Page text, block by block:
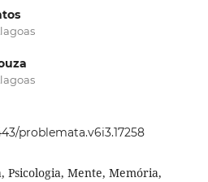
problemata.v6i3.17258
Psicologia, Mente, Memória,